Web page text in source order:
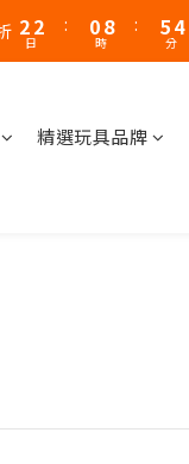
2
1
2
1
日
:
08
7
4
時
:
5
4
1
4
3
分
精選玩具品牌